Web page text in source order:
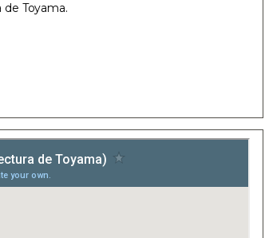
Toyama.